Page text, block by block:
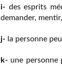
i- des esprits
demander,
j- la personne
k- une personne